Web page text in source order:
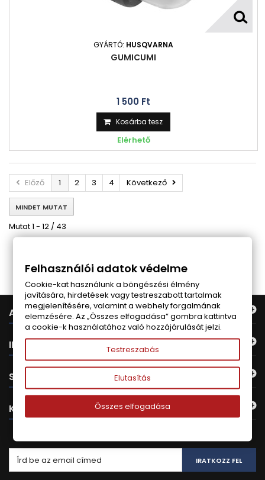
GYÁRTÓ: HUSQVARNA
GUMICUMI
1 500 Ft‎
Kosárba tesz
Elérhető
Előző 1 2 3 4 Következő
MINDET MUTAT
Mutat 1 - 12 / 43
AJÁNLATUNK
INFORMÁCIÓ
SAJÁT FIÓK
KAPCSOLAT
IRATKOZZ FEL
Felhasználói adatok védelme
Cookie-kat használunk a böngészési élmény
javítására, hirdetések vagy testreszabott tartalmak
megjelenítésére, valamint a webhely forgalmának
elemzésére. Az „Összes elfogadása” gombra kattintva
a cookie-k használatához való hozzájárulását jelzi.
Testreszabás
Elutasítás
Összes elfogadása